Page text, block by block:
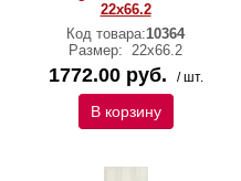
22х66.2
Код товара:10364
Размер: 22х66.2
1772.00 руб. / шт.
В корзину